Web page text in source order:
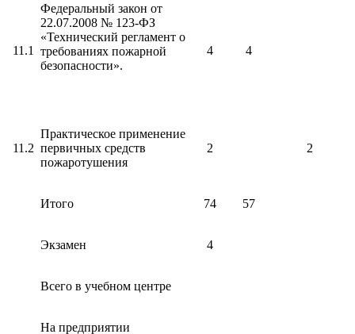
11.1
Федеральный закон от
22.07.2008 № 123-ФЗ
«Технический регламент о
требованиях пожарной
безопасности».
4 4
11.2
Практическое применение
первичных средств
пожаротушения
2 2
Итого 74 57
Экзамен 4
Всего в учебном центре
На предприятии